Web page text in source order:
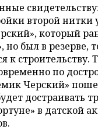
второй нитки
который
но был в резерве,
к строительству.
по
Черский»
достраивать
в датской